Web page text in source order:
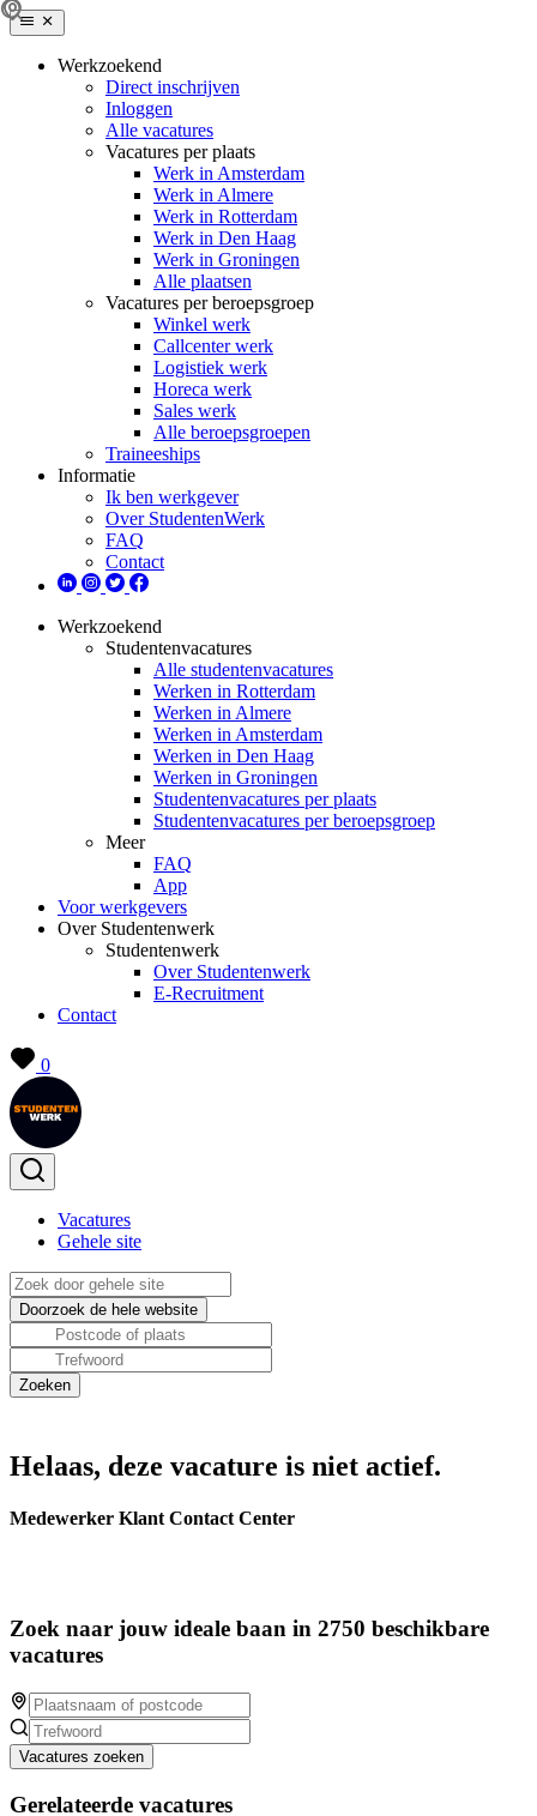
Werkzoekend
Direct inschrijven
Inloggen
Alle vacatures
Vacatures per plaats
Werk in Amsterdam
Werk in Almere
Werk in Rotterdam
Werk in Den Haag
Werk in Groningen
Alle plaatsen
Vacatures per beroepsgroep
Winkel werk
Callcenter werk
Logistiek werk
Horeca werk
Sales werk
Alle beroepsgroepen
Traineeships
Informatie
Ik ben werkgever
Over StudentenWerk
FAQ
Contact
Werkzoekend
Studentenvacatures
Alle studentenvacatures
Werken in Rotterdam
Werken in Almere
Werken in Amsterdam
Werken in Den Haag
Werken in Groningen
Studentenvacatures per plaats
Studentenvacatures per beroepsgroep
Meer
FAQ
App
Voor werkgevers
Over Studentenwerk
Studentenwerk
Over Studentenwerk
E-Recruitment
Contact
0
Vacatures
Gehele site
Helaas, deze vacature is niet actief.
Medewerker Klant Contact Center
Zoek naar jouw ideale baan in 2750 beschikbare
vacatures
Vacatures zoeken
Gerelateerde vacatures